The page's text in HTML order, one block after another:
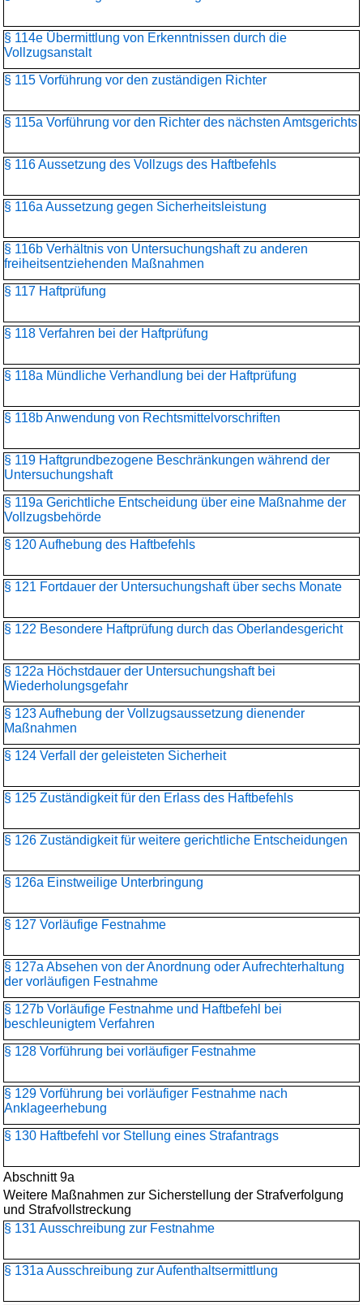
§ 114e Übermittlung von Erkenntnissen durch die
Vollzugsanstalt
§ 115 Vorführung vor den zuständigen Richter
§ 115a Vorführung vor den Richter des nächsten Amtsgerichts
§ 116 Aussetzung des Vollzugs des Haftbefehls
§ 116a Aussetzung gegen Sicherheitsleistung
§ 116b Verhältnis von Untersuchungshaft zu anderen
freiheitsentziehenden Maßnahmen
§ 117 Haftprüfung
§ 118 Verfahren bei der Haftprüfung
§ 118a Mündliche Verhandlung bei der Haftprüfung
§ 118b Anwendung von Rechtsmittelvorschriften
§ 119 Haftgrundbezogene Beschränkungen während der
Untersuchungshaft
§ 119a Gerichtliche Entscheidung über eine Maßnahme der
Vollzugsbehörde
§ 120 Aufhebung des Haftbefehls
§ 121 Fortdauer der Untersuchungshaft über sechs Monate
§ 122 Besondere Haftprüfung durch das Oberlandesgericht
§ 122a Höchstdauer der Untersuchungshaft bei
Wiederholungsgefahr
§ 123 Aufhebung der Vollzugsaussetzung dienender
Maßnahmen
§ 124 Verfall der geleisteten Sicherheit
§ 125 Zuständigkeit für den Erlass des Haftbefehls
§ 126 Zuständigkeit für weitere gerichtliche Entscheidungen
§ 126a Einstweilige Unterbringung
§ 127 Vorläufige Festnahme
§ 127a Absehen von der Anordnung oder Aufrechterhaltung
der vorläufigen Festnahme
§ 127b Vorläufige Festnahme und Haftbefehl bei
beschleunigtem Verfahren
§ 128 Vorführung bei vorläufiger Festnahme
§ 129 Vorführung bei vorläufiger Festnahme nach
Anklageerhebung
§ 130 Haftbefehl vor Stellung eines Strafantrags
Abschnitt 9a
Weitere Maßnahmen zur Sicherstellung der Strafverfolgung
und Strafvollstreckung
§ 131 Ausschreibung zur Festnahme
§ 131a Ausschreibung zur Aufenthaltsermittlung